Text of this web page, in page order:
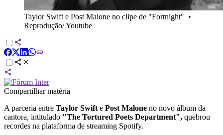
Taylor Swift e Post Malone no clipe de "Fortnight" •
Reprodução/ Youtube
Compartilhar matéria
A parceria entre Taylor Swift e Post Malone no novo álbum da
cantora, intitulado "The Tortured Poets Department", quebrou
recordes na plataforma de streaming Spotify.